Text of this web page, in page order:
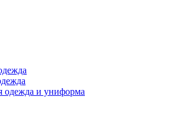
одежда и униформа